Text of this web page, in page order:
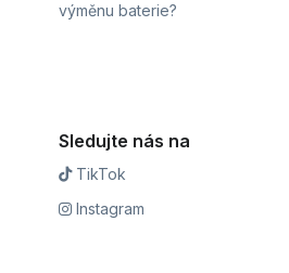
výměnu baterie?
Sledujte nás na
TikTok
Instagram